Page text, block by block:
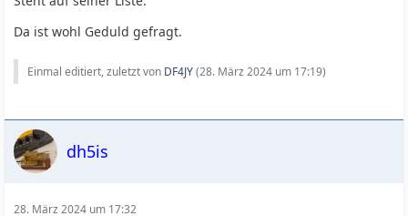
Da ist wohl Geduld gefragt.
Einmal editiert, zuletzt von DF4JY(28. März 2024 um 17:19)
dh5is
28. März 2024 um 17:32